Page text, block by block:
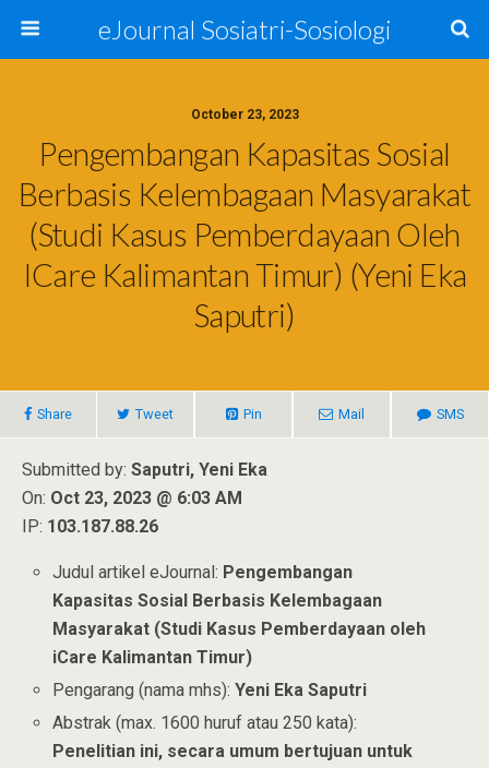
eJournal Sosiatri-Sosiologi
October 23, 2023
Pengembangan Kapasitas Sosial
Berbasis Kelembagaan Masyarakat
(Studi Kasus Pemberdayaan Oleh
ICare Kalimantan Timur) (Yeni Eka
Saputri)
Share Tweet Pin Mail SMS
Submitted by: Saputri, Yeni Eka
On: Oct 23, 2023 @ 6:03 AM
IP: 103.187.88.26
Judul artikel eJournal: Pengembangan
Kapasitas Sosial Berbasis Kelembagaan
Masyarakat (Studi Kasus Pemberdayaan oleh
iCare Kalimantan Timur)
Pengarang (nama mhs):Yeni Eka Saputri
Abstrak (max. 1600 huruf atau 250 kata):
Penelitian ini, secara umum bertujuan untuk